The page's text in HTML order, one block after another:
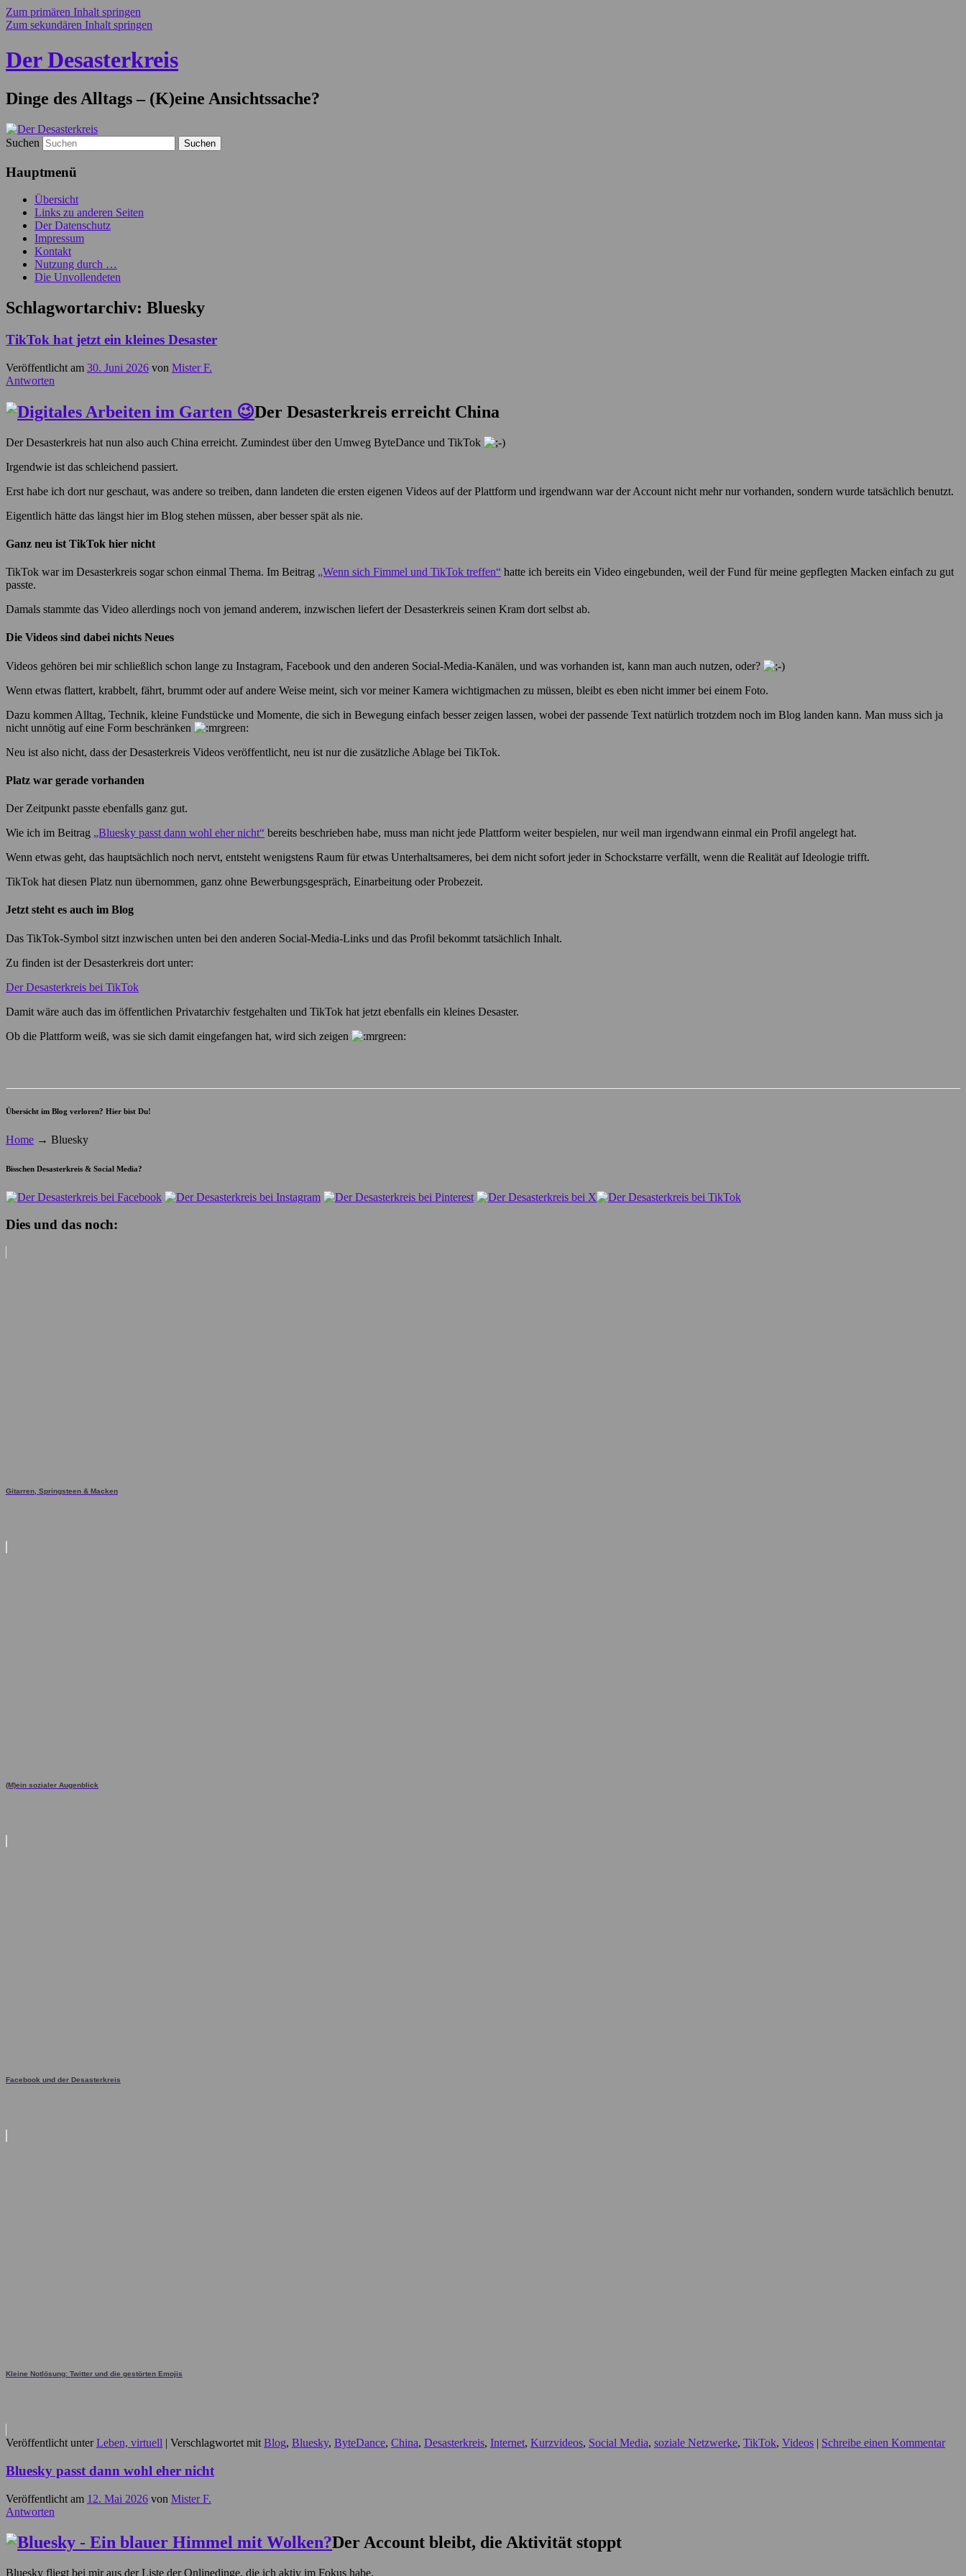
Zum primären Inhalt springen
Zum sekundären Inhalt springen
Der Desasterkreis
Dinge des Alltags – (K)eine Ansichtssache?
Suchen
Hauptmenü
Übersicht
Links zu anderen Seiten
Der Datenschutz
Impressum
Kontakt
Nutzung durch …
Die Unvollendeten
Schlagwortarchiv: Bluesky
TikTok hat jetzt ein kleines Desaster
Veröffentlicht am 30. Juni 2026 von Mister F.
Antworten
Der Desasterkreis erreicht China
Der Desasterkreis hat nun also auch China erreicht. Zumindest über den Umweg ByteDance und TikTok
Irgendwie ist das schleichend passiert.
Erst habe ich dort nur geschaut, was andere so treiben, dann landeten die ersten eigenen Videos auf der Plattform und irgendwann war der Account nicht mehr nur vorhanden, sondern wurde tatsächlich benutzt.
Eigentlich hätte das längst hier im Blog stehen müssen, aber besser spät als nie.
Ganz neu ist TikTok hier nicht
TikTok war im Desasterkreis sogar schon einmal Thema. Im Beitrag „Wenn sich Fimmel und TikTok treffen“ hatte ich bereits ein Video eingebunden, weil der Fund für meine gepflegten Macken einfach zu gut
passte.
Damals stammte das Video allerdings noch von jemand anderem, inzwischen liefert der Desasterkreis seinen Kram dort selbst ab.
Die Videos sind dabei nichts Neues
Videos gehören bei mir schließlich schon lange zu Instagram, Facebook und den anderen Social-Media-Kanälen, und was vorhanden ist, kann man auch nutzen, oder?
Wenn etwas flattert, krabbelt, fährt, brummt oder auf andere Weise meint, sich vor meiner Kamera wichtigmachen zu müssen, bleibt es eben nicht immer bei einem Foto.
Dazu kommen Alltag, Technik, kleine Fundstücke und Momente, die sich in Bewegung einfach besser zeigen lassen, wobei der passende Text natürlich trotzdem noch im Blog landen kann. Man muss sich ja
nicht unnötig auf eine Form beschränken
Neu ist also nicht, dass der Desasterkreis Videos veröffentlicht, neu ist nur die zusätzliche Ablage bei TikTok.
Platz war gerade vorhanden
Der Zeitpunkt passte ebenfalls ganz gut.
Wie ich im Beitrag „Bluesky passt dann wohl eher nicht“ bereits beschrieben habe, muss man nicht jede Plattform weiter bespielen, nur weil man irgendwann einmal ein Profil angelegt hat.
Wenn etwas geht, das hauptsächlich noch nervt, entsteht wenigstens Raum für etwas Unterhaltsameres, bei dem nicht sofort jeder in Schockstarre verfällt, wenn die Realität auf Ideologie trifft.
TikTok hat diesen Platz nun übernommen, ganz ohne Bewerbungsgespräch, Einarbeitung oder Probezeit.
Jetzt steht es auch im Blog
Das TikTok-Symbol sitzt inzwischen unten bei den anderen Social-Media-Links und das Profil bekommt tatsächlich Inhalt.
Zu finden ist der Desasterkreis dort unter:
Der Desasterkreis bei TikTok
Damit wäre auch das im öffentlichen Privatarchiv festgehalten und TikTok hat jetzt ebenfalls ein kleines Desaster.
Ob die Plattform weiß, was sie sich damit eingefangen hat, wird sich zeigen
Übersicht im Blog verloren? Hier bist Du!
Home → Bluesky
Bisschen Desasterkreis & Social Media?
Dies und das noch:
Gitarren, Springsteen & Macken
(M)ein sozialer Augenblick
Facebook und der Desasterkreis
Kleine Notlösung: Twitter und die gestörten Emojis
Veröffentlicht unter Leben, virtuell | Verschlagwortet mit Blog, Bluesky, ByteDance, China, Desasterkreis, Internet, Kurzvideos, Social Media, soziale Netzwerke, TikTok, Videos | Schreibe einen Kommentar
Bluesky passt dann wohl eher nicht
Veröffentlicht am 12. Mai 2026 von Mister F.
Antworten
Der Account bleibt, die Aktivität stoppt
Bluesky fliegt bei mir aus der Liste der Onlinedinge, die ich aktiv im Fokus habe.